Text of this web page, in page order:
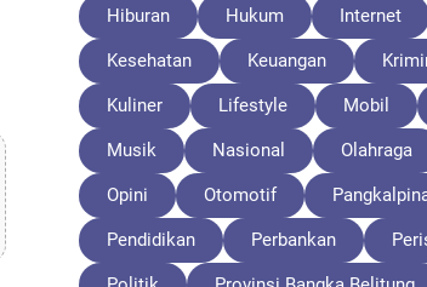
Hiburan Hukum Internet
Kesehatan Keuangan
Kuliner Lifestyle Mobil
Musik Nasional Olahraga
Opini Otomotif
Pendidikan Perbankan